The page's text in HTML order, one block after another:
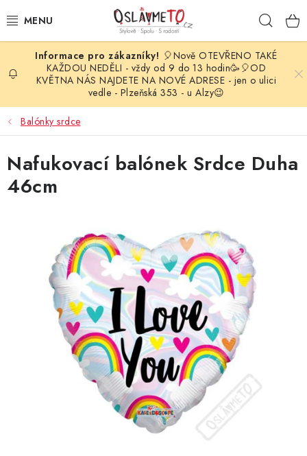
na
OSLAVA NAROZENIN
STYLOVÁ PARTY
DEKORACE A VÝZDOBA
BALÓNKY
PARTY STOLOVÁNÍ
SVATEBNÍ DOPLŇKY
BARVY NA OBLIČEJ A VLASY
BLAHOPŘÁNÍ
BUBLIFUKY
DORTOVÉ SVÍČKY A OZDOBY
🎈Nově OTEVŘENO TAKÉ
KAŽDOU NEDĚLI - vždy od 9 do 13 hodin🥳🎈OD
KVĚTNA NÁS NAJDETE NA NOVÉ ADRESE - jen o ulici
vedle - Plzeňská 353 - u Alzy😉
Balónky srdce
Nafukovací balónek Srdce Duha
46cm